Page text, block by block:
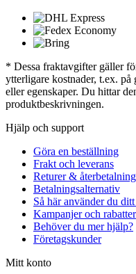
* Dessa fraktavgifter gäller
ytterligare kostnader, t.ex.
eller egenskaper. Du hittar
produktbeskrivningen.
Hjälp och support
Göra en beställning
Frakt och leverans
Returer &
Betalningsalternativ
Så här använder du
Kampanjer och rabatter
Behöver du mer hjälp?
Företagskunder
Mitt konto